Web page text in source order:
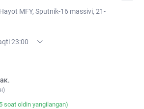
MFY, Sputnik-16 massivi, 21-
23:00
XX
soat oldin yangilangan)